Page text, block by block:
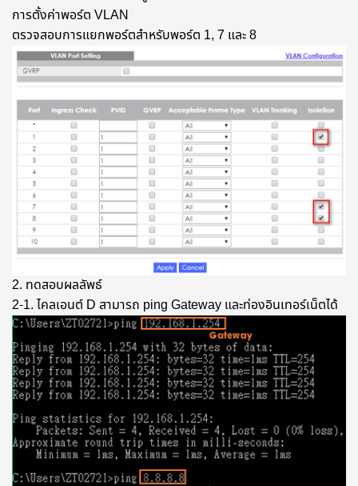
การตั้งค่าพอร์ต VLAN
ตรวจสอบการแยกพอร์ตสำหรับพอร์ต 1, 7 และ 8
2. ทดสอบผลลัพธ์
2-1. ไคลเอนต์ D สามารถ ping Gateway และท่องอินเทอร์เน็ตได้